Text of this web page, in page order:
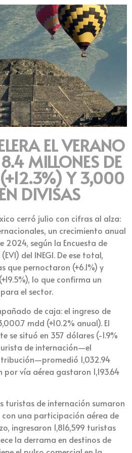
EL VERANO
MILLONES DE
Y 3,000
DIVISAS
cerró julio con cifras al alza:
un crecimiento anual
2024, según la Encuesta de
del INEGI. De ese total,
que pernoctaron (+6.1%) y
lo que confirma un
el sector.
de caja: el ingreso de
mdd (+10.2% anual). El
se situó en 357 dólares (-1.9%
de internación—el
1,032.94
por vía aérea gastaron 1,193.64
turistas de internación sumaron
con una participación aérea de
ingresaron 1,816,599 turistas
la derrama en destinos de